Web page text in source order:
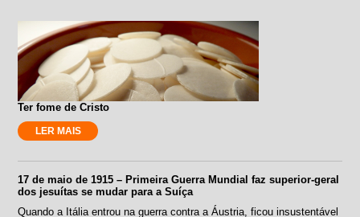
Ter fome de Cristo
LER MAIS
17 de maio de 1915 – Primeira Guerra Mundial faz superior-geral
dos jesuítas se mudar para a Suíça
Quando a Itália entrou na guerra contra a Áustria, ficou insustentável